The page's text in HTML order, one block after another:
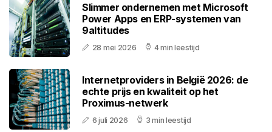
Slimmer ondernemen met Microsoft
Power Apps en ERP-systemen van
9altitudes
28 mei 2026 4 min leestijd
Internetproviders in België 2026: de
echte prijs en kwaliteit op het
Proximus-netwerk
6 juli 2026 3 min leestijd